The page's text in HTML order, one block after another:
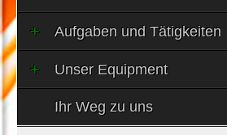
Aufgaben und Tätigkeiten
Unser Equipment
Ihr Weg zu uns